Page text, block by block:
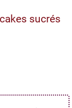
sucrés